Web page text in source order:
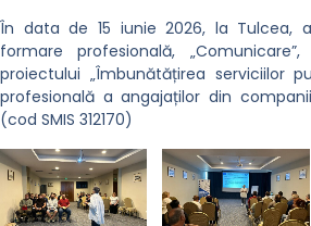
În data de 15 iunie 2026, la Tulcea,
formare profesională,
proiectului „Îmbunătățirea serviciilor
profesională a angajaților din
(cod SMIS 312170)